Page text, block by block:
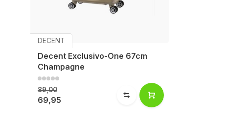
DECENT
Decent Exclusivo-One 67cm
Champagne
89,00
69,95